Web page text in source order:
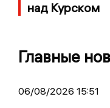
над Курском
Главные
06/08/2026 15:51